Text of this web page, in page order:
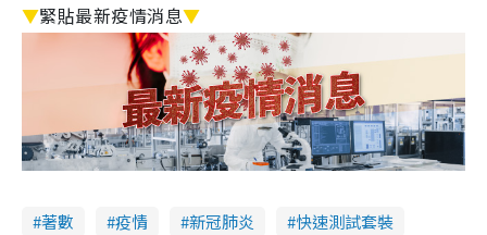
▼緊貼最新疫情消息▼
著數 疫情 新冠肺炎
快速測試套裝